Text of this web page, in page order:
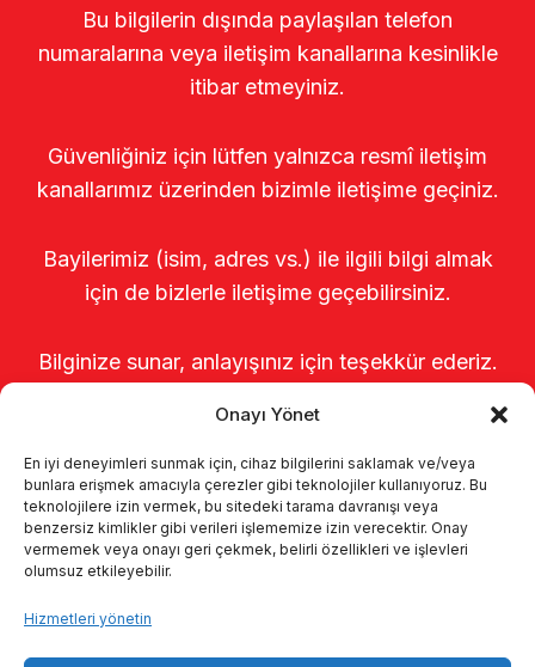
Onayı Yönet
En iyi deneyimleri sunmak için, cihaz bilgilerini saklamak ve/veya
bunlara erişmek amacıyla çerezler gibi teknolojiler kullanıyoruz. Bu
teknolojilere izin vermek, bu sitedeki tarama davranışı veya
benzersiz kimlikler gibi verileri işlememize izin verecektir. Onay
vermemek veya onayı geri çekmek, belirli özellikleri ve işlevleri
olumsuz etkileyebilir.
Hizmetleri yönetin
Bu bilgilerin dışında paylaşılan telefon
numaralarına veya iletişim kanallarına kesinlikle
itibar etmeyiniz.
Güvenliğiniz için lütfen yalnızca resmî iletişim
kanallarımız üzerinden bizimle iletişime geçiniz.
Bayilerimiz (isim, adres vs.) ile ilgili bilgi almak
için de bizlerle iletişime geçebilirsiniz.
Bilginize sunar, anlayışınız için teşekkür ederiz.